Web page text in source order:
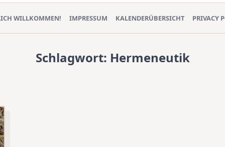
WILLKOMMEN! IMPRESSUM KALENDERÜBERSICHT PRIVACY
Schlagwort: Hermeneutik